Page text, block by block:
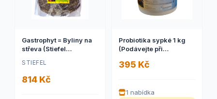
Gastrophyt = Byliny na
střeva (Stiefel
regulaci žaludečního a
střevního traktu, sáček 1
kg byliny řezané)
STIEFEL
814 Kč
Probiotika sypké 1 kg
(Podávejte při
na stabilizaci střeva)
395 Kč
1 nabídka